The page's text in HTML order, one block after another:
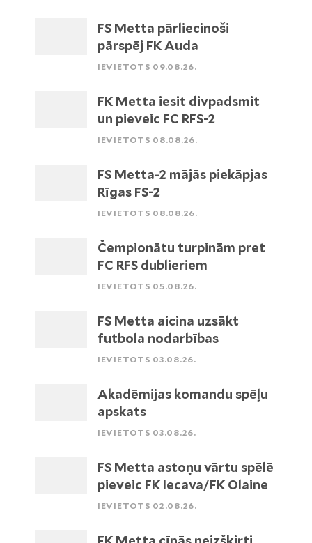
FS Metta pārliecinoši
pārspēj FK Auda
IEVIETOTS 09.08.26.
FK Metta iesit divpadsmit
un pieveic FC RFS-2
IEVIETOTS 08.08.26.
FS Metta-2 mājās piekāpjas
Rīgas FS-2
IEVIETOTS 08.08.26.
Čempionātu turpinām pret
FC RFS dublieriem
IEVIETOTS 05.08.26.
FS Metta aicina uzsākt
futbola nodarbības
IEVIETOTS 03.08.26.
Akadēmijas komandu spēļu
apskats
IEVIETOTS 03.08.26.
FS Metta astoņu vārtu spēlē
pieveic FK Iecava/FK Olaine
IEVIETOTS 02.08.26.